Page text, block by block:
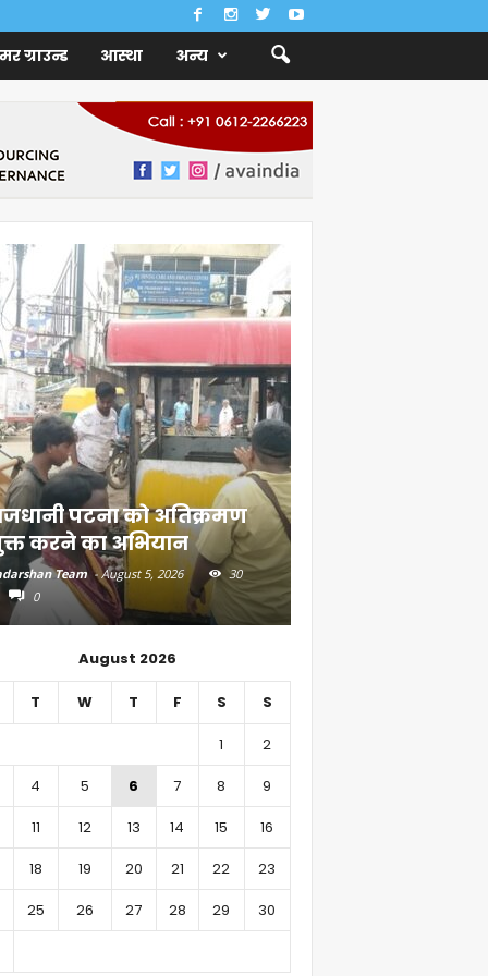
ग्राउन्ड आस्था अन्य
पटना को अतिक्रमण
करने का अभियान
Team - August 5, 2026
30
0
August 2026
T W T F S S
1
2
4 5 6 7 8
9
11 12 13 14 15
16
18 19 20 21 22
23
25 26 27 28 29
30